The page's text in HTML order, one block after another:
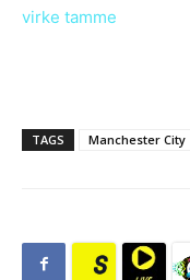
virke tamme
TAGS Manchester City